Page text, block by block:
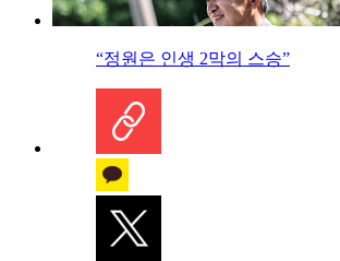
“정원은 인생 2막의 스승”